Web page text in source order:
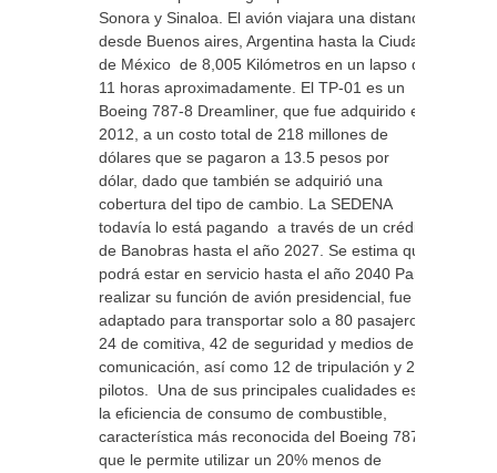
Sonora y Sinaloa. El avión viajara una distancia
desde Buenos aires, Argentina hasta la Ciudad
de México de 8,005 Kilómetros en un lapso de
11 horas aproximadamente. El TP-01 es un
Boeing 787-8 Dreamliner, que fue adquirido en
2012, a un costo total de 218 millones de
dólares que se pagaron a 13.5 pesos por
dólar, dado que también se adquirió una
cobertura del tipo de cambio. La SEDENA
todavía lo está pagando a través de un crédito
de Banobras hasta el año 2027. Se estima que
podrá estar en servicio hasta el año 2040 Para
realizar su función de avión presidencial, fue
adaptado para transportar solo a 80 pasajeros:
24 de comitiva, 42 de seguridad y medios de
comunicación, así como 12 de tripulación y 2
pilotos. Una de sus principales cualidades es
la eficiencia de consumo de combustible,
característica más reconocida del Boeing 787,
que le permite utilizar un 20% menos de